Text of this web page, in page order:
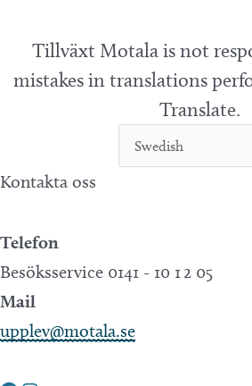
Tillväxt Motala is not
mistakes in translations
Translate.
Kontakta oss
Telefon
Besöksservice 0141 - 10 1 2 05
Mail
upplev@motala.se